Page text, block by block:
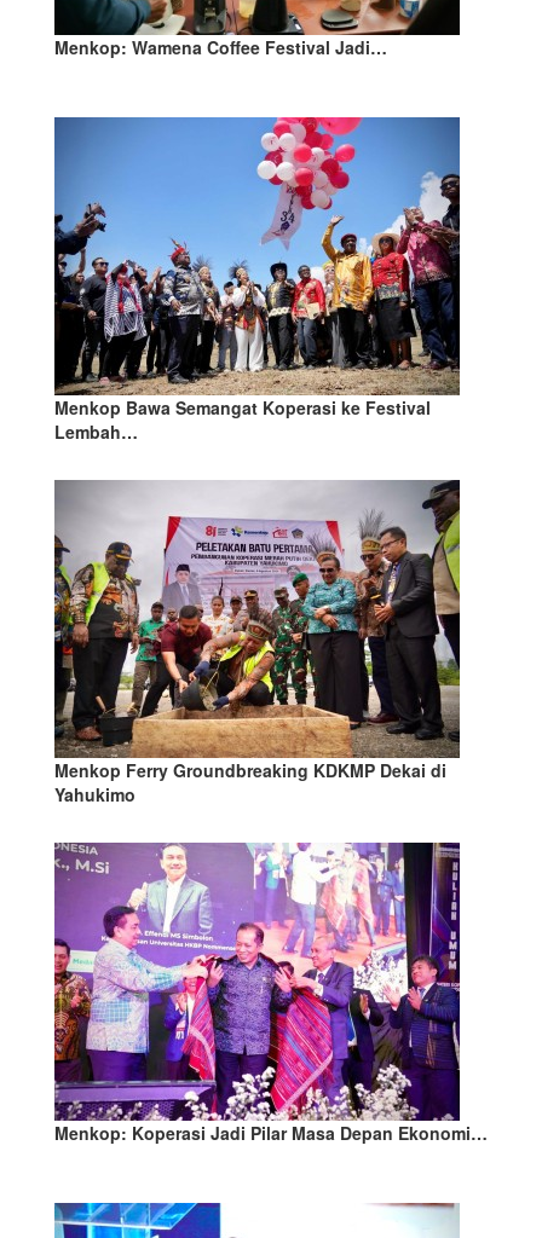
Menkop: Wamena Coffee Festival Jadi…
Menkop Bawa Semangat Koperasi ke Festival
Lembah…
Menkop Ferry Groundbreaking KDKMP Dekai di
Yahukimo
Menkop: Koperasi Jadi Pilar Masa Depan Ekonomi…